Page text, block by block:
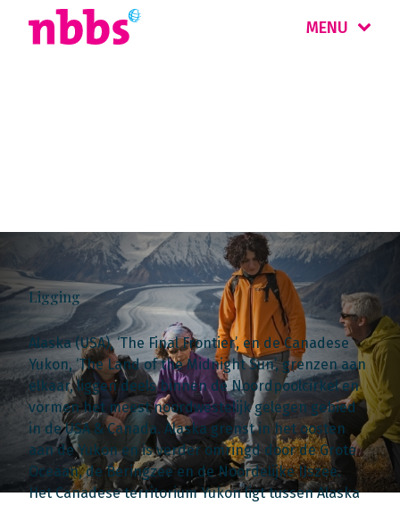
MENU
Ligging
Alaska (USA), ‘The Final Frontier’, en de Canadese
Yukon, ‘The Land of the Midnight Sun’, grenzen aan
elkaar, liggen deels binnen de Noordpoolcirkel en
vormen het meest noordwestelijk gelegen gebied
in de USA & Canada. Alaska grenst in het oosten
aan de Yukon en is verder omringd door de Grote
Oceaan, de Beringzee en de Noordelijke IJszee.
Het Canadese territorium Yukon ligt tussen Alaska